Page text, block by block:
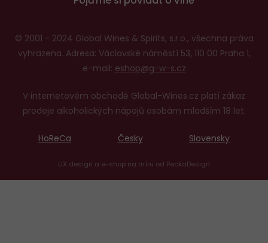
© 2001 - 2024 Global Wines & Spirits, s.r.o., všechna práva
vyhrazena. Adresa: Václavské náměstí 53, 110 00 Praha 1,
e-mail: eshop@g-w-s.cz
V internetovém obchodě Global-Wines.cz platí zákaz
prodeje alkoholických nápojů osobám mladším 18 let.
HoReCa Česky Slovensky
UX design a e-shop na míru od PeckaDesign